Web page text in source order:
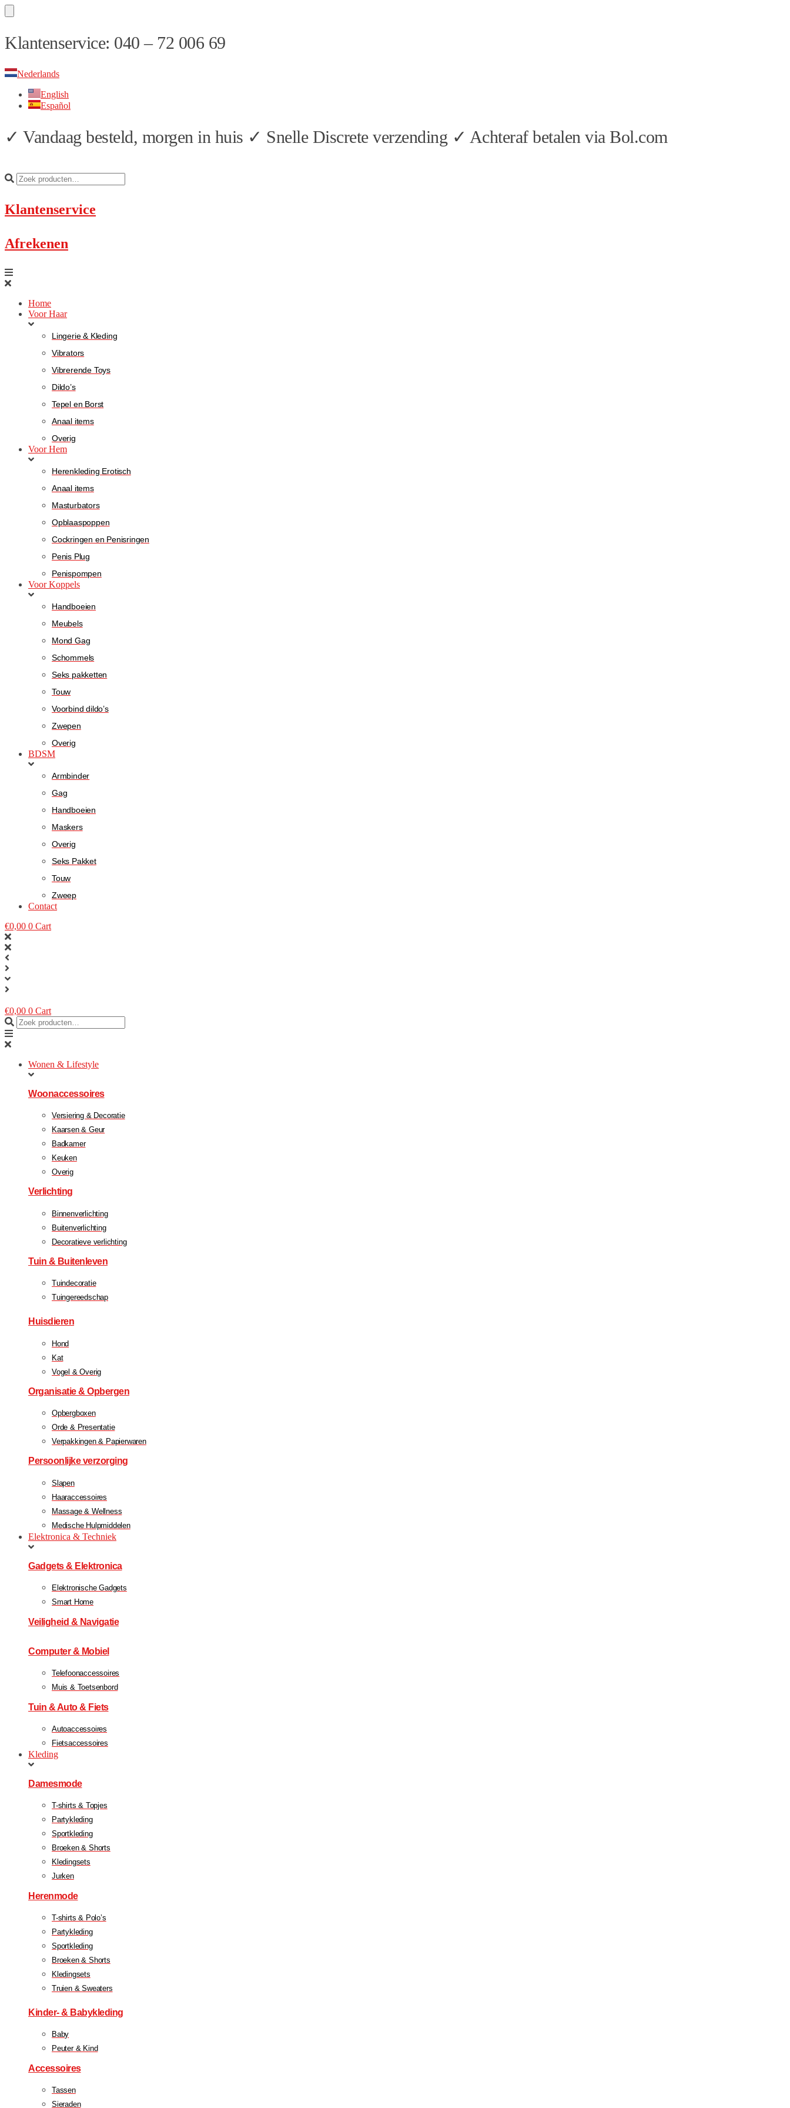
Skip
to
Skip
to
Klantenservice: 040 – 72 006 69
Nederlands
English
Español
✓ Vandaag besteld, morgen in huis ✓ Snelle Discrete verzending ✓ Achteraf betalen via Bol.com
Klantenservice
Afrekenen
Home
Voor Haar
Lingerie & Kleding
Vibrators
Vibrerende Toys
Dildo’s
Tepel en Borst
Anaal items
Overig
Voor Hem
Herenkleding Erotisch
Anaal items
Masturbators
Opblaaspoppen
Cockringen en Penisringen
Penis Plug
Penispompen
Voor Koppels
Handboeien
Meubels
Mond Gag
Schommels
Seks pakketten
Touw
Voorbind dildo’s
Zwepen
Overig
BDSM
Armbinder
Gag
Handboeien
Maskers
Overig
Seks Pakket
Touw
Zweep
Contact
€0,00 0 Cart
€0,00 0 Cart
Wonen & Lifestyle
Woonaccessoires
Versiering & Decoratie
Kaarsen & Geur
Badkamer
Keuken
Overig
Verlichting
Binnenverlichting
Buitenverlichting
Decoratieve verlichting
Tuin & Buitenleven
Tuindecoratie
Tuingereedschap
Huisdieren
Hond
Kat
Vogel & Overig
Organisatie & Opbergen
Opbergboxen
Orde & Presentatie
Verpakkingen & Papierwaren
Persoonlijke verzorging
Slapen
Haaraccessoires
Massage & Wellness
Medische Hulpmiddelen
Elektronica & Techniek
Gadgets & Elektronica
Elektronische Gadgets
Smart Home
Veiligheid & Navigatie
Computer & Mobiel
Telefoonaccessoires
Muis & Toetsenbord
Tuin & Auto & Fiets
Autoaccessoires
Fietsaccessoires
Kleding
Damesmode
T-shirts & Topjes
Partykleding
Sportkleding
Broeken & Shorts
Kledingsets
Jurken
Herenmode
T-shirts & Polo’s
Partykleding
Sportkleding
Broeken & Shorts
Kledingsets
Truien & Sweaters
Kinder- & Babykleding
Baby
Peuter & Kind
Accessoires
Tassen
Sieraden